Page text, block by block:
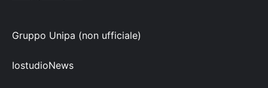
Gruppo Unipa (non ufficiale)
IostudioNews